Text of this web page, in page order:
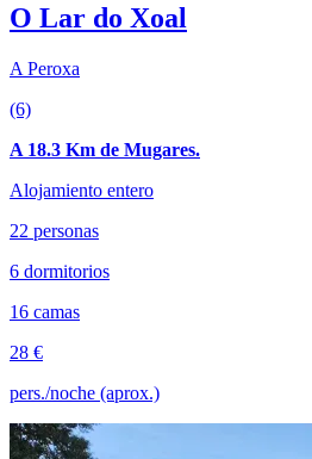
O Lar do Xoal
A Peroxa
(6)
A 18.3 Km de Mugares.
Alojamiento entero
22 personas
6 dormitorios
16 camas
28 €
pers./noche (aprox.)